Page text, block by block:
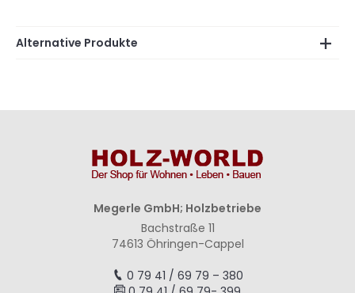
Alternative Produkte
Megerle GmbH; Holzbetriebe
Bachstraße 11
74613 Öhringen-Cappel
0 79 41 / 69 79 – 380